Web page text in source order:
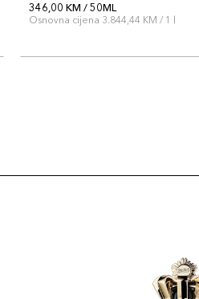
346,00 KM / 50ML
Osnovna cijena 3.844,44 KM / 1 l